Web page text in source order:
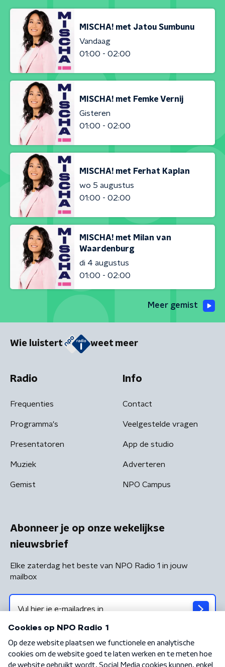
MISCHA! met Jatou Sumbunu
Vandaag
01:00 - 02:00
MISCHA! met Femke Vernij
Gisteren
01:00 - 02:00
MISCHA! met Ferhat Kaplan
wo 5 augustus
01:00 - 02:00
MISCHA! met Milan van
Waardenburg
di 4 augustus
01:00 - 02:00
Meer gemist
Wie luistert weet meer
Radio
Frequenties
Programma's
Presentatoren
Muziek
Gemist
Info
Contact
Veelgestelde vragen
App de studio
Adverteren
NPO Campus
Abonneer je op onze wekelijkse
nieuwsbrief
Elke zaterdag het beste van NPO Radio 1 in jouw
mailbox